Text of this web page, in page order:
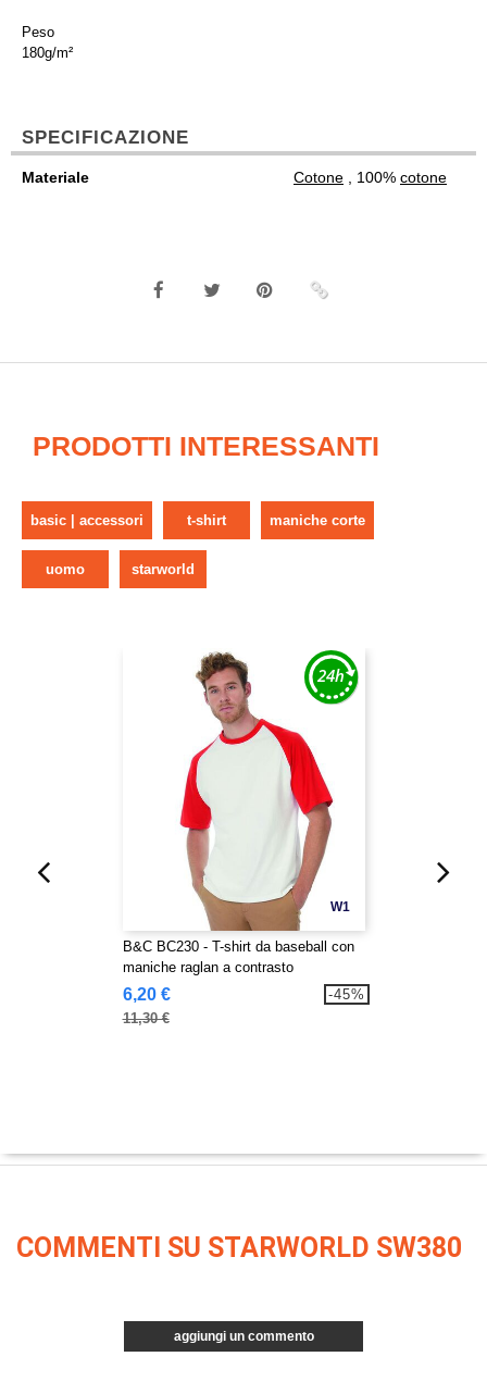
Peso
180g/m²
SPECIFICAZIONE
Materiale Cotone , 100% cotone
PRODOTTI INTERESSANTI
basic | accessori t-shirt maniche corte
uomo starworld
W1
B&C BC230 - T-shirt da baseball con
maniche raglan a contrasto
6,20 €
11,30 €
-45%
COMMENTI SU STARWORLD SW380
aggiungi un commento